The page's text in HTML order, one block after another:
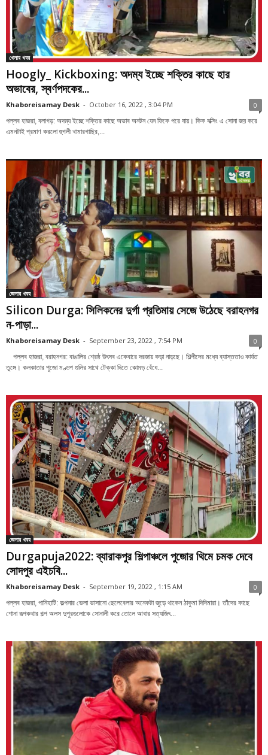
খেলার খবর
Hoogly_ Kickboxing: অদম্য ইচ্ছে শক্তির কাছে হার
অভাবের, স্বর্ণপদকের...
Khaboreisamay Desk - October 16, 2022 , 3:04 PM 0
পল্লব হাজরা, বলাগড়: অদম্য ইচ্ছে শক্তির কাছে অভাব অনটন যেন ফিকে পরে যায়। কিক বক্সিং এ সোনা জয় করে
এমনটাই প্রমাণ করলো হুগলী খামারগাছির,...
জেলার খবর
Silicon Durga: সিলিকনের দুর্গা প্রতিমায় সেজে উঠেছে বরাহনগর
ন-পাড়া...
Khaboreisamay Desk - September 23, 2022 , 7:54 PM 0
পল্লব হাজরা, বরাহনগর: বাঙালির শ্রেষ্ঠ উৎসব একেবারে দরজায় কড়া নাড়ছে। শিল্পীদের মধ্যে ব্যাস্ততাও কার্যত
তুঙ্গে। কলকাতার পুজো মণ্ডপ গুলির সাথে টেক্কা দিতে কোমড় বেঁধে...
জেলার খবর
Durgapuja2022: ব্যারাকপুর শিল্পাঞ্চলে পুজোর থিমে চমক দেবে
সোদপুর এইচবি...
Khaboreisamay Desk - September 19, 2022 , 1:15 AM 0
পল্লব হাজরা, পানিহাটি: কল্পনার ভেলা ভাসানো ছেলেবেলার অনেকটা জুড়ে থাকেন ঠাকুমা দিদিমারা। তাঁঁদের কাছে
শোনা রূপকথার গল্প অলস দুপুরগুলোকে সোনালী করে তোলে আবার সত্যজিৎ...